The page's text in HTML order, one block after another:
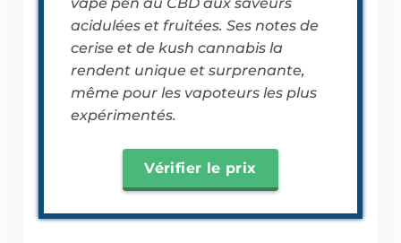
vape pen au CBD aux saveurs
acidulées et fruitées. Ses notes de
cerise et de kush cannabis la
rendent unique et surprenante,
même pour les vapoteurs les plus
expérimentés.
Vérifier le prix